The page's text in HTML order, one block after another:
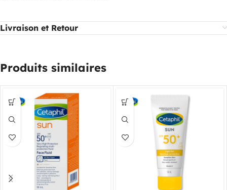
Livraison et Retour
Produits similaires